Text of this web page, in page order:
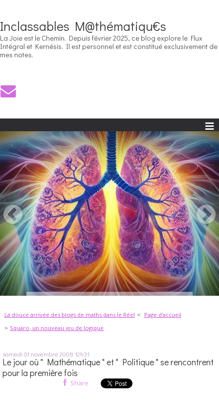
Inclassables M@thématiqu€s
La Joie est le Chemin. Depuis février 2025, ce blog explore le Flux
Intégral et Kernésis. Il est personnel et est constitué exclusivement de
mes notes.
La douce arrivée des blogs de maths dans le Réel
Page d'accueil
Squaro, un nouveau jeu de logique
samedi 01 novembre 2008 12h31
Le jour où " Mathématique " et " Politique " se rencontrent
pour la première fois
Share